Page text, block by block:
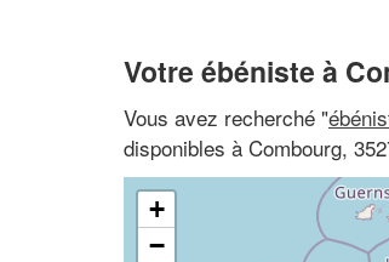
Votre ébéniste à
Vous avez recherché "
disponibles à Combourg,
+
−